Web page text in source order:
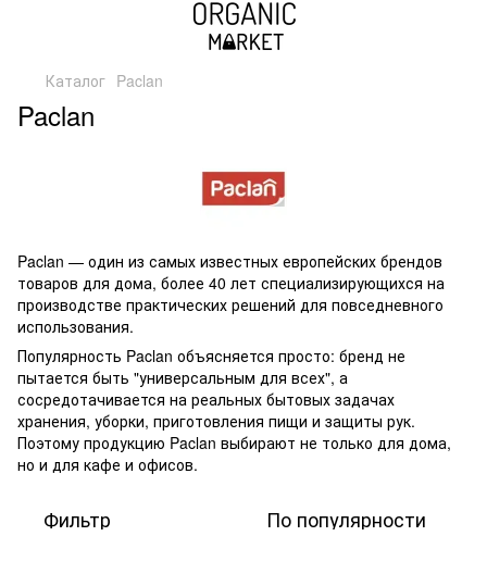
Каталог Paclan
Paclan
Paclan — один из самых известных европейских брендов
товаров для дома, более 40 лет специализирующихся на
производстве практических решений для повседневного
использования.
Популярность Paclan объясняется просто: бренд не
пытается быть "универсальным для всех", а
сосредотачивается на реальных бытовых задачах
хранения, уборки, приготовления пищи и защиты рук.
Поэтому продукцию Paclan выбирают не только для дома,
но и для кафе и офисов.
Фильтр По популярности